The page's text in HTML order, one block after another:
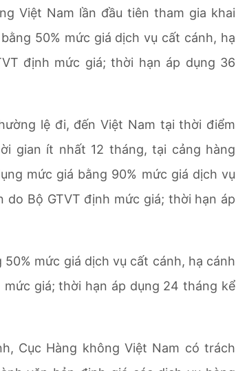
Việt Nam lần đầu tiên tham gia khai
50% mức giá dịch vụ cất cánh, hạ
định mức giá; thời hạn áp dụng 36
lệ đi, đến Việt Nam tại thời điểm
gian ít nhất 12 tháng, tại cảng hàng
mức giá bằng 90% mức giá dịch vụ
Bộ GTVT định mức giá; thời hạn áp
mức giá dịch vụ cất cánh, hạ cánh
giá; thời hạn áp dụng 24 tháng kể
Cục Hàng không Việt Nam có trách